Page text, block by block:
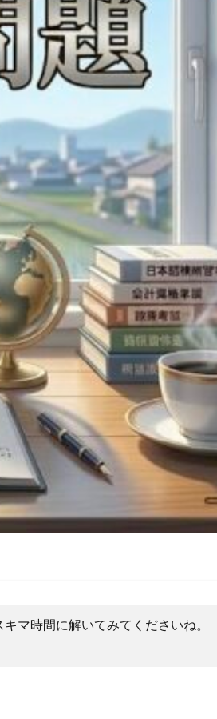
マ時間に解いてみてくださいね。